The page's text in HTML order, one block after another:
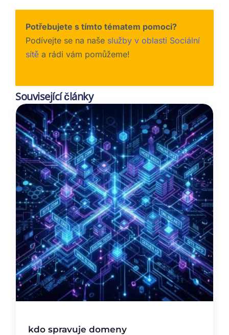
Potřebujete s tímto tématem pomoci?
Podívejte se na naše služby v oblasti Sociální
sítě a rádi vám pomůžeme!
Související články
kdo spravuje domeny